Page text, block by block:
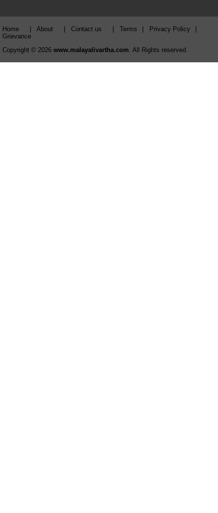
Home About Contact us Terms Privacy Policy
Grievance
Copyright © 2026 www.malayalivartha.com . All Rights reserved.